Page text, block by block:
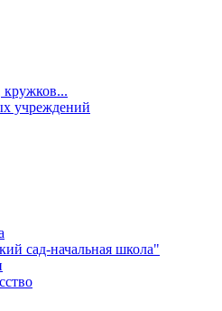
кружков...
учреждений
сад-начальная школа"